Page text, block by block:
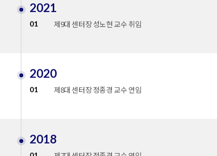
2021
01 제9대 센터장 성노현 교수 취임
2020
01 제8대 센터장 정종경 교수 연임
2018